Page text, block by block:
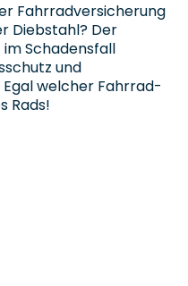
Fahrrad­versicherung
Diebstahl? Der
Schadensfall
und
welcher Fahrrad-
Rads!